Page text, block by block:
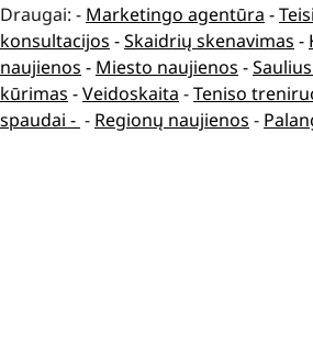
Draugai: - Marketingo agentūra -
konsultacijos -Skaidrių skenavimas -
naujienos - Miesto naujienos -
kūrimas -Veidoskaita -Teniso
spaudai - - Regionų naujienos -